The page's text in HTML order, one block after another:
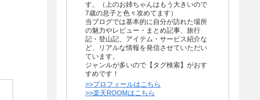
す。（上のお姉ちゃんはもう大きいので
7歳の息子と色々攻めてます）
当ブログでは基本的に自分が訪れた場所
の魅力やレビュー・まとめ記事、旅行
記・登山記、アイテム・サービス紹介な
ど、リアルな情報を発信させていただい
ています。
ジャンルが多いので【タグ検索】がおす
すめです！
>>プロフィールはこちら
>>楽天ROOMはこちら